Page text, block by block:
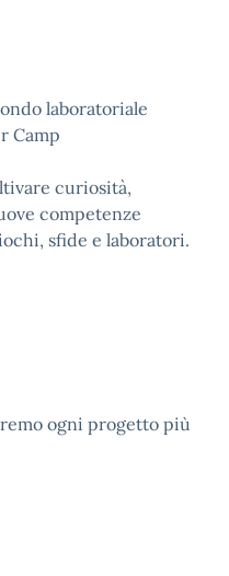
laboratoriale
Camp
curiosità,
competenze
sfide e laboratori.
ogni progetto più